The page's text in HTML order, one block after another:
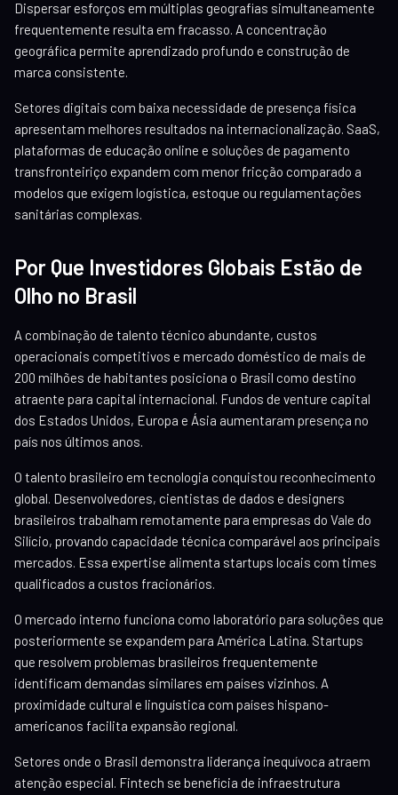
Dispersar esforços em múltiplas geografias simultaneamente
frequentemente resulta em fracasso. A concentração
geográfica permite aprendizado profundo e construção de
marca consistente.
Setores digitais com baixa necessidade de presença física
apresentam melhores resultados na internacionalização. SaaS,
plataformas de educação online e soluções de pagamento
transfronteiriço expandem com menor fricção comparado a
modelos que exigem logística, estoque ou regulamentações
sanitárias complexas.
Por Que Investidores Globais Estão de
Olho no Brasil
A combinação de talento técnico abundante, custos
operacionais competitivos e mercado doméstico de mais de
200 milhões de habitantes posiciona o Brasil como destino
atraente para capital internacional. Fundos de venture capital
dos Estados Unidos, Europa e Ásia aumentaram presença no
país nos últimos anos.
O talento brasileiro em tecnologia conquistou reconhecimento
global. Desenvolvedores, cientistas de dados e designers
brasileiros trabalham remotamente para empresas do Vale do
Silício, provando capacidade técnica comparável aos principais
mercados. Essa expertise alimenta startups locais com times
qualificados a custos fracionários.
O mercado interno funciona como laboratório para soluções que
posteriormente se expandem para América Latina. Startups
que resolvem problemas brasileiros frequentemente
identificam demandas similares em países vizinhos. A
proximidade cultural e linguística com países hispano-
americanos facilita expansão regional.
Setores onde o Brasil demonstra liderança inequívoca atraem
atenção especial. Fintech se beneficia de infraestrutura